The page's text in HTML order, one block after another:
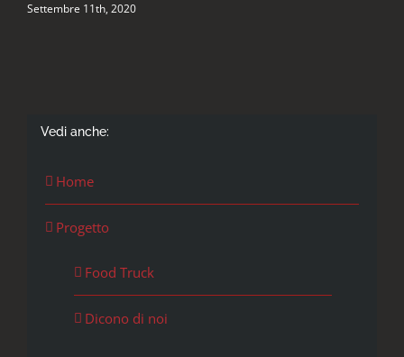
Settembre 11th, 2020
Vedi anche:
Home
Progetto
Food Truck
Dicono di noi